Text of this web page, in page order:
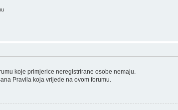
koje primjerice neregistrirane osobe nemaju.
Pravila koja vrijede na ovom forumu.